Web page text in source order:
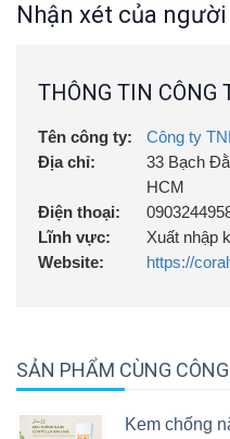
Shopee:
Nhận xét của
THÔNG TIN CÔNG
Tên công ty:
Công ty
Địa chỉ:
33 Bạch
HCM
Điện thoại:
Lĩnh vực:
Xuất nhập
Website:
https://
SẢN PHẨM CÙNG
Kem chống